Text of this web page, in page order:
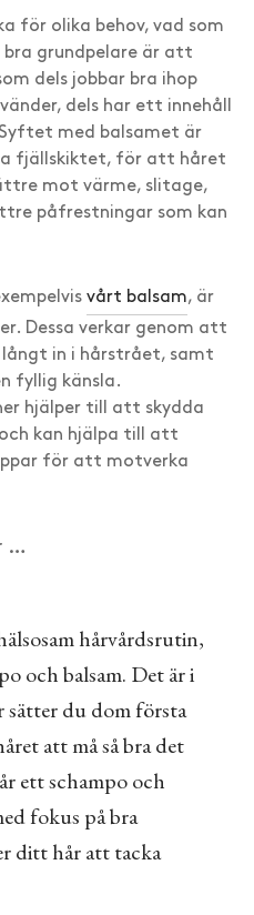
för olika behov, vad som
bra grundpelare är att
dels jobbar bra ihop
dels har ett innehåll
med balsamet är
fjällskiktet, för att håret
mot värme, slitage,
påfrestningar som kan
vårt balsam, är
Dessa verkar genom att
in i hårstrået, samt
fyllig känsla.
hjälper till att skydda
kan hjälpa till att
för att motverka
…
hårvårdsrutin,
och balsam. Det är i
sätter du dom första
att må så bra det
ett schampo och
fokus på bra
ditt hår att tacka